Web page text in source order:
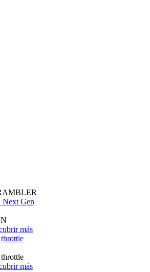
Next Gen
más
más